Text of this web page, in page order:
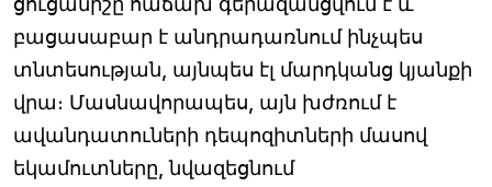
բացասաբար է անդրադառնում ինչպես
տնտեսության, այնպես էլ մարդկանց կյանքի
վրա։ Մասնավորապես, այն խժռում է
ավանդատուների դեպոզիտների մասով
եկամուտները, նվազեցնում